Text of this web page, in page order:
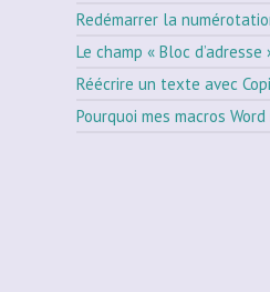
Redémarrer la
Le champ « Bloc
Réécrire un texte avec
Pourquoi mes macros